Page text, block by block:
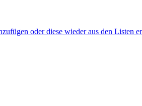
oder diese wieder aus den Listen